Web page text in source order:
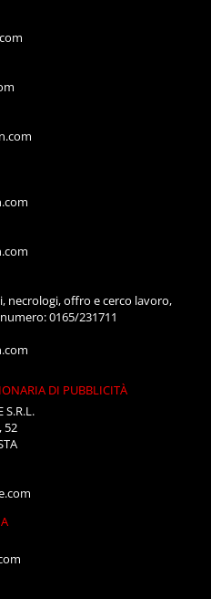
necrologi, offro e cerco lavoro,
0165/231711
DI PUBBLICITÀ
S.R.L.
52